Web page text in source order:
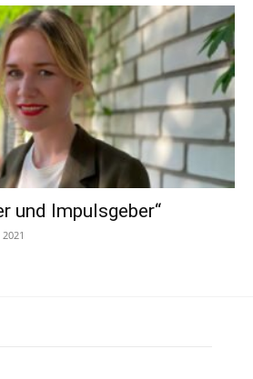
und Impulsgeber“